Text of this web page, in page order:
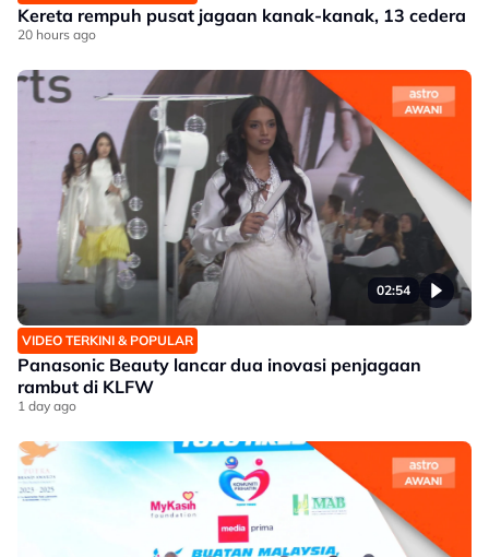
Kereta rempuh pusat jagaan kanak-kanak, 13 cedera
20 hours ago
02:54
VIDEO TERKINI & POPULAR
Panasonic Beauty lancar dua inovasi penjagaan
rambut di KLFW
1 day ago